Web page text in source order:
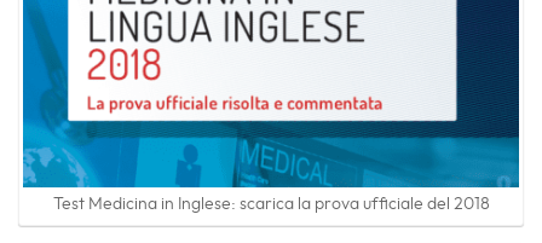
Test Medicina in Inglese: scarica la prova ufficiale del 2018